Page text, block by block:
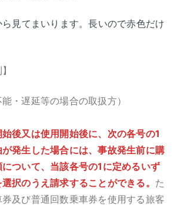
見てまいります。長いので赤色だけ
能・遅延等の場合の取扱方）
後又は使用開始後に、次の各号の1
発生した場合には、事故発生前に購
ついて、当該各号の1に定めるいず
択のうえ請求することができる。 た
及び普通回数乗車券を使用する旅客